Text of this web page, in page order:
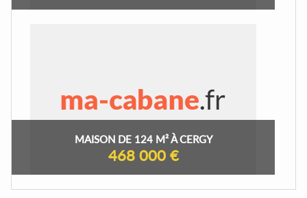
MAISON DE 124 M² À CERGY
468 000 €